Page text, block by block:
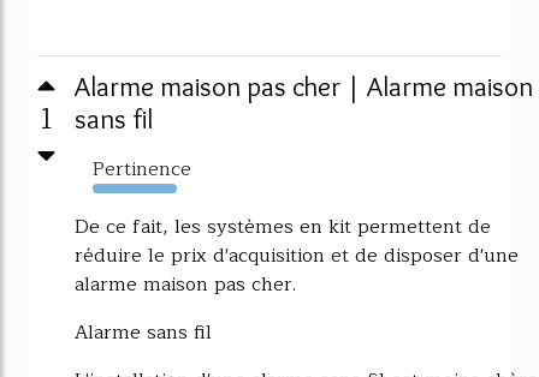
1
Alarme maison pas cher | Alarme maison
sans fil
Pertinence
4340%
De ce fait, les systèmes en kit permettent de
réduire le prix d'acquisition et de disposer d'une
alarme maison pas cher.
Alarme sans fil